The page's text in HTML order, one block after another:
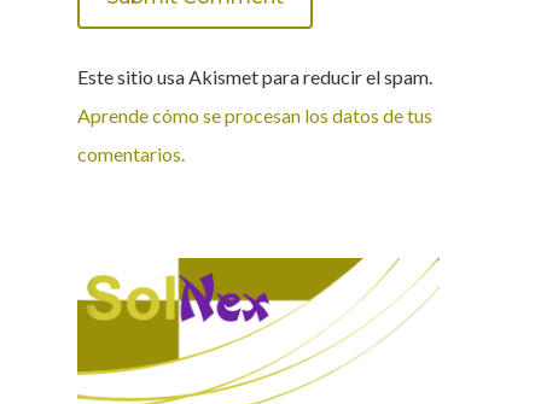
Este sitio usa Akismet para reducir el spam.
Aprende cómo se procesan los datos de tus
comentarios.